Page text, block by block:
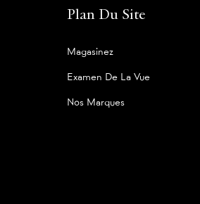
Plan Du Site
Magasinez
Examen De La Vue
Nos Marques